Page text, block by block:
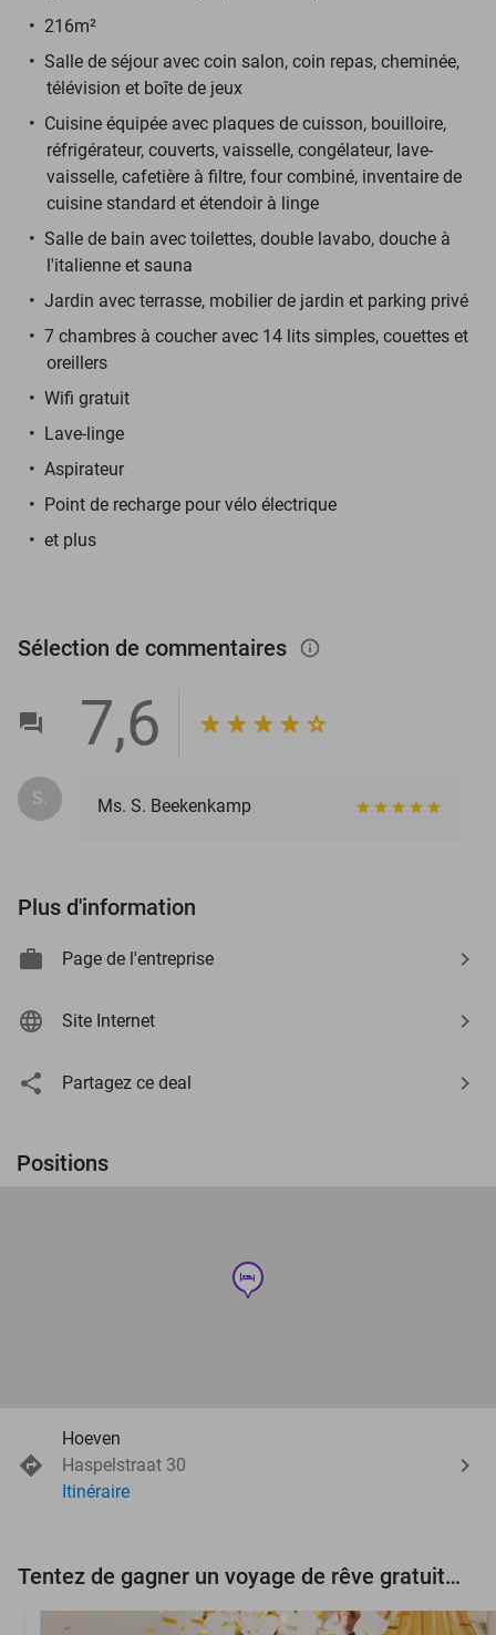
216m²
Salle de séjour avec coin salon, coin repas, cheminée,
télévision et boîte de jeux
Cuisine équipée avec plaques de cuisson, bouilloire,
réfrigérateur, couverts, vaisselle, congélateur, lave-
vaisselle, cafetière à filtre, four combiné, inventaire de
cuisine standard et étendoir à linge
Salle de bain avec toilettes, double lavabo, douche à
l'italienne et sauna
Jardin avec terrasse, mobilier de jardin et parking privé
7 chambres à coucher avec 14 lits simples, couettes et
oreillers
Wifi gratuit
Lave-linge
Aspirateur
Point de recharge pour vélo électrique
et plus
Sélection de commentaires info_outlined
7,6
S. Ms. S. Beekenkamp
Plus d'information
Page de l'entreprise
Site Internet
Partagez ce deal
Positions
hotel
Hoeven
Haspelstraat 30
Itinéraire
Tentez de gagner un voyage de rêve gratuit d'une valeur de 3.000 € !